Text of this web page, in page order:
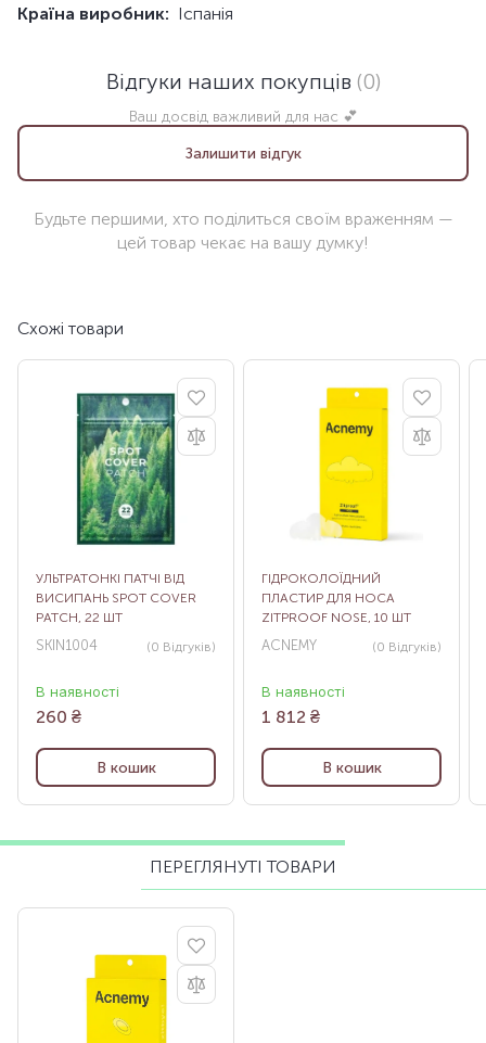
Країна виробник: Іспанія
Відгуки наших покупців (0)
Ваш досвід важливий для нас 💕
Залишити відгук
Будьте першими, хто поділиться своїм враженням —
цей товар чекає на вашу думку!
Схожі товари
УЛЬТРАТОНКІ ПАТЧІ ВІД
ВИСИПАНЬ SPOT COVER
PATCH, 22 ШТ
SKIN1004 (0 Відгуків)
В наявності
260 ₴
В кошик
ГІДРОКОЛОЇДНИЙ
ПЛАСТИР ДЛЯ НОСА
ZITPROOF NOSE, 10 ШТ
ACNEMY (0 Відгуків)
В наявності
1 812 ₴
В кошик
ПЕРЕГЛЯНУТІ ТОВАРИ